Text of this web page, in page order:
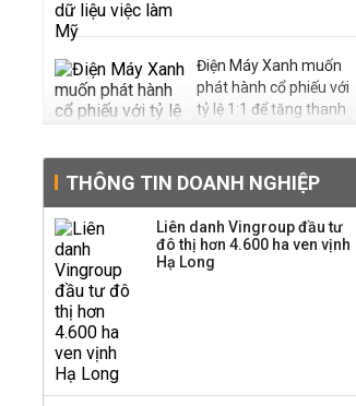
Điện Máy Xanh muốn
phát hành cổ phiếu với
tỷ lệ 1:1 để tăng thanh
Quy hoạch 4 khu lấn
biển ở Phú Quốc
hàng
THÔNG TIN DOANH NGHIỆP
Liên danh Vingroup đầu tư
đô thị hơn 4.600 ha ven vịnh
Hạ Long